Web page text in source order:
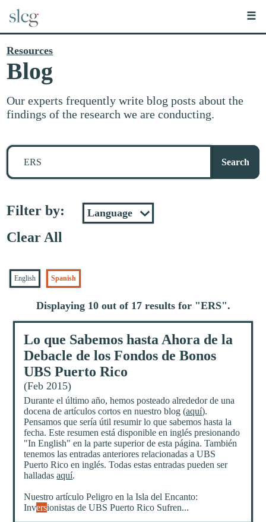
☰
Resources
Blog
Our experts frequently write blog posts about the
findings of the research we are conducting.
Search
stuff
Search
Filter by:
Clear All
English Spanish
Displaying 10 out of 17 results for "ERS".
Lo que Sabemos hasta Ahora de la
Debacle de los Fondos de Bonos
UBS Puerto Rico
(Feb 2015)
Durante el último año, hemos posteado alrededor de una
docena de artículos cortos en nuestro blog (aquí).
Pensamos que sería útil resumir lo que sabemos hasta la
fecha. Este resumen está disponible en inglés presionando
"In English" en la parte superior de esta página. También
tenemos las entradas anteriores relacionadas a UBS
Puerto Rico en inglés. Todas estas entradas pueden ser
halladasaquí.
Nuestro artículoPeligro en la Isla del Encanto:
Inversionistas de UBS Puerto Rico Sufren...